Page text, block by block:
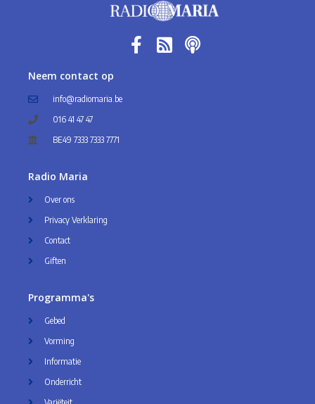
Neem contact op
info@radiomaria.be
016 41 47 47
BE49 7333 7333 7771
Radio Maria
Over ons
Privacy Verklaring
Contact
Giften
Programma's
Gebed
Vorming
Informatie
Onderricht